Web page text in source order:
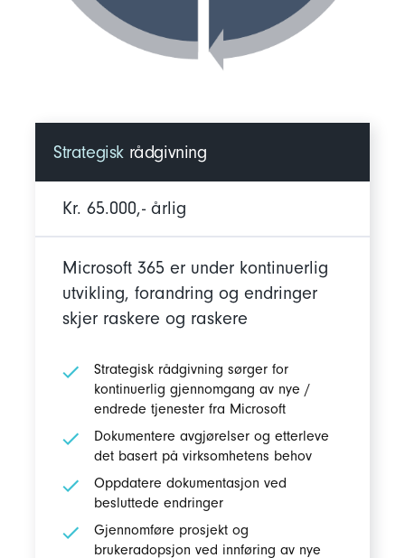
Strategisk rådgivning
Kr. 65.000,- årlig
Microsoft 365 er under kontinuerlig
utvikling, forandring og endringer
skjer raskere og raskere
Strategisk rådgivning sørger for
kontinuerlig gjennomgang av nye /
endrede tjenester fra Microsoft
Dokumentere avgjørelser og etterleve
det basert på virksomhetens behov
Oppdatere dokumentasjon ved
besluttede endringer
Gjennomføre prosjekt og
brukeradopsjon ved innføring av nye